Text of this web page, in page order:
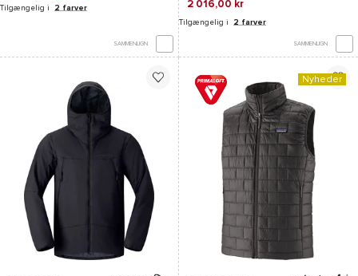
Tilgængelig i 2 farver
SAMMENLIGN
2 016,00 kr
Tilgængelig i 2 farver
SAMMENLIGN
Nyheder